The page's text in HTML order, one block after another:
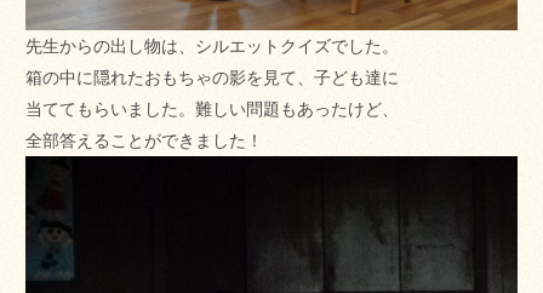
先生からの出し物は、シルエットクイズでした。
箱の中に隠れたおもちゃの影を見て、子ども達に
当ててもらいました。難しい問題もあったけど、
全部答えることができました！